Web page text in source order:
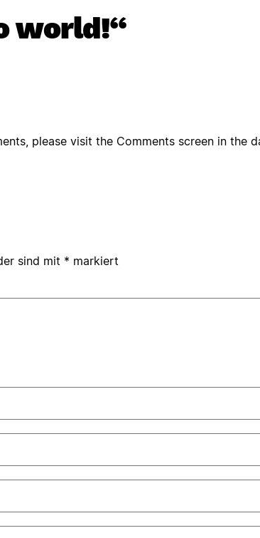
world!“
please visit the Comments screen in the
sind mit * markiert